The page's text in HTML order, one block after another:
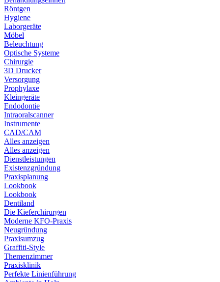
Röntgen
Hygiene
Laborgeräte
Möbel
Beleuchtung
Optische Systeme
Chirurgie
3D Drucker
Versorgung
Prophylaxe
Kleingeräte
Endodontie
Intraoralscanner
Instrumente
CAD/CAM
Alles anzeigen
Alles anzeigen
Dienstleistungen
Existenzgründung
Praxisplanung
Lookbook
Lookbook
Dentiland
Die Kieferchirurgen
Moderne KFO-Praxis
Neugründung
Praxisumzug
Graffiti-Style
Themenzimmer
Praxisklinik
Perfekte Linienführung